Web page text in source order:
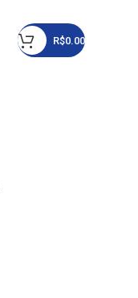
R$0.00